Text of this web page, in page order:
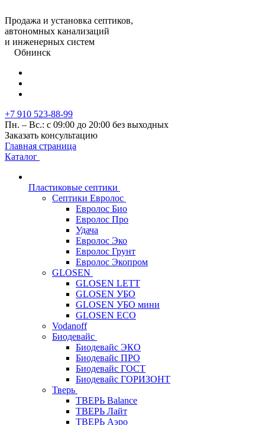
Продажа и установка септиков,
автономных канализаций
и инженерных систем
Обнинск
+7 910 523-88-99
Пн. – Вс.: с 09:00 до 20:00 без выходных
Заказать консультацию
Главная страница
Каталог
Пластиковые септики
Септики Евролос
Евролос Био
Евролос Про
Удача
Евролос Эко
Евролос Грунт
Евролос Экопром
GLOSEN
GLOSEN LETT
GLOSEN УБО
GLOSEN УБО мини
GLOSEN ECO
Vodanoff
Биодевайс
Биодевайс ЭКО
Биодевайс ПРО
Биодевайс ГОСТ
Биодевайс ГОРИЗОНТ
Тверь
ТВЕРЬ Balance
ТВЕРЬ Лайт
ТВЕРЬ Аэро